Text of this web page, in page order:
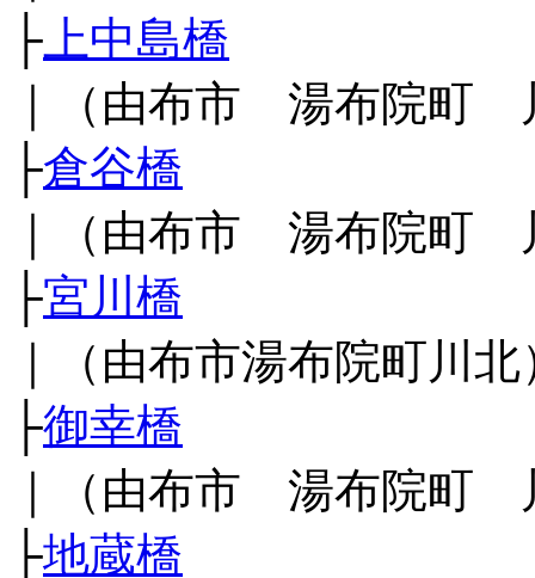
├ 上中島橋
｜（由布市 湯布院町
├倉谷橋
｜（由布市 湯布院町
├宮川橋
｜（由布市湯布院町川北
├御幸橋
｜（由布市 湯布院町
├地蔵橋